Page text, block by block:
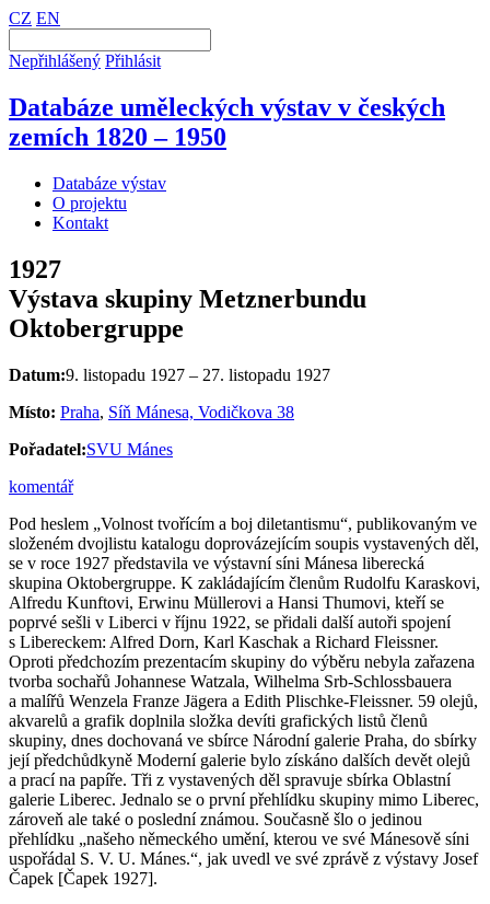
CZ EN
Nepřihlášený Přihlásit
Databáze uměleckých výstav v českých
zemích 1820 – 1950
Databáze výstav
O projektu
Kontakt
1927
Výstava skupiny Metznerbundu
Oktobergruppe
Datum:9. listopadu 1927 – 27. listopadu 1927
Místo: Praha, Síň Mánesa, Vodičkova 38
Pořadatel:SVU Mánes
komentář
Pod heslem „Volnost tvořícím a boj diletantismu“, publikovaným ve
složeném dvojlistu katalogu doprovázejícím soupis vystavených děl,
se v roce 1927 představila ve výstavní síni Mánesa liberecká
skupina Oktobergruppe. K zakládajícím členům Rudolfu Karaskovi,
Alfredu Kunftovi, Erwinu Müllerovi a Hansi Thumovi, kteří se
poprvé sešli v Liberci v říjnu 1922, se přidali další autoři spojení
s Libereckem: Alfred Dorn, Karl Kaschak a Richard Fleissner.
Oproti předchozím prezentacím skupiny do výběru nebyla zařazena
tvorba sochařů Johannese Watzala, Wilhelma Srb-Schlossbauera
a malířů Wenzela Franze Jägera a Edith Plischke-Fleissner. 59 olejů,
akvarelů a grafik doplnila složka devíti grafických listů členů
skupiny, dnes dochovaná ve sbírce Národní galerie Praha, do sbírky
její předchůdkyně Moderní galerie bylo získáno dalších devět olejů
a prací na papíře. Tři z vystavených děl spravuje sbírka Oblastní
galerie Liberec. Jednalo se o první přehlídku skupiny mimo Liberec,
zároveň ale také o poslední známou. Současně šlo o jedinou
přehlídku „našeho německého umění, kterou ve své Mánesově síni
uspořádal S. V. U. Mánes.“, jak uvedl ve své zprávě z výstavy Josef
Čapek [Čapek 1927].